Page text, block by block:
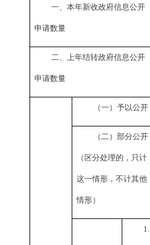
一、本年新收政府信息公开
申请数量
二、上年结转政府信息公开
申请数量
（一）予以公开
（二）部分公开
（区分处理的，只计
这一情形，不计其他
情形）
1.